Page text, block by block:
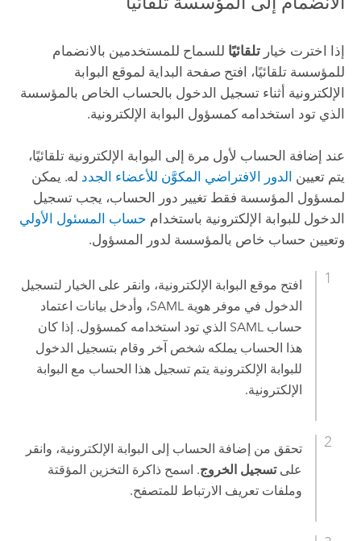
إذا اخترت خيار تلقائيًا للسماح للمستخدمين بالانضمام
للمؤسسة تلقائيًا، افتح صفحة البداية لموقع البوابة
الإلكترونية أثناء تسجيل الدخول بالحساب الخاص بالمؤسسة
الذي تود استخدامه كمسؤول البوابة الإلكترونية.
عند إضافة الحساب لأول مرة إلى البوابة الإلكترونية تلقائيًا،
يتم تعيين الدور الافتراضي المكوَّن للأعضاء الجدد له. يمكن
لمسؤول المؤسسة فقط تغيير دور الحساب، يجب تسجيل
الدخول للبوابة الإلكترونية باستخدام حساب المسئول الأولي
وتعيين حساب خاص بالمؤسسة لدور المسؤول.
افتح موقع البوابة الإلكترونية، وانقر على الخيار لتسجيل
الدخول في موفر هوية SAML، وأدخل بيانات اعتماد
حساب SAML الذي تود استخدامه كمسؤول. إذا كان
هذا الحساب يملكه شخص آخر وقام بتسجيل الدخول
للبوابة الإلكترونية يتم تسجيل هذا الحساب مع البوابة
الإلكترونية.
تحقق من إضافة الحساب إلى البوابة الإلكترونية، وانقر
علىتسجيل الخروج. اسمح ذاكرة التخزين المؤقتة
وملفات تعريف الارتباط للمتصفح.